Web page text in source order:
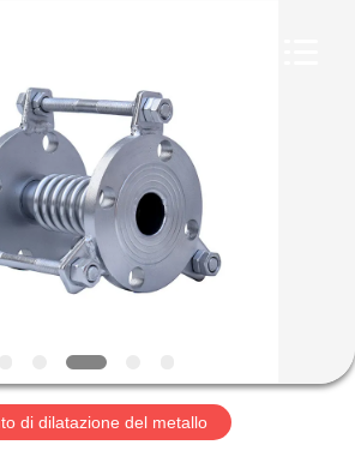
di dilatazione del metallo